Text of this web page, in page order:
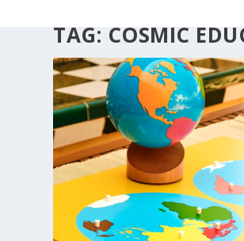
TAG: COSMIC